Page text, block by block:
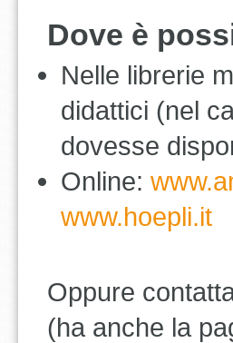
Dove è
Nelle librerie
didattici (nel
dovesse
Online:
www.hoepli.it
Oppure
(ha anche la